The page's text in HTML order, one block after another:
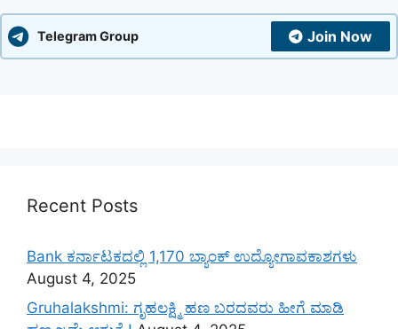
Telegram Group Join Now
Recent Posts
Bank ಕರ್ನಾಟಕದಲ್ಲಿ 1,170 ಬ್ಯಾಂಕ್ ಉದ್ಯೋಗಾವಕಾಶಗಳು
August 4, 2025
Gruhalakshmi: ಗೃಹಲಕ್ಷ್ಮಿ ಹಣ ಬರದವರು ಹೀಗೆ ಮಾಡಿ